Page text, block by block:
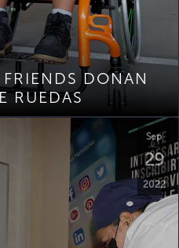
DONAN
RUEDAS
Sep
29
2022